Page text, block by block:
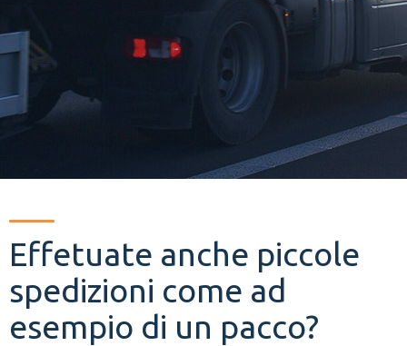
Effetuate anche piccole
spedizioni come ad
esempio di un pacco?